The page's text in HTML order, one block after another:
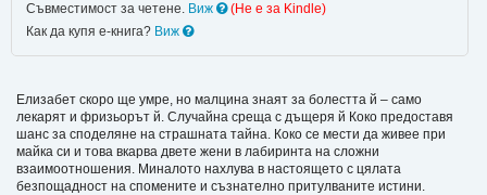
Съвместимост за четене. Виж
(Не e за Kindle)
Как да купя е-книга? Виж
Елизабет скоро ще умре, но малцина знаят за болестта й – само
лекарят и фризьорът й. Случайна среща с дъщеря й Коко предоставя
шанс за споделяне на страшната тайна. Коко се мести да живее при
майка си и това вкарва двете жени в лабиринта на сложни
взаимоотношения. Миналото нахлува в настоящето с цялата
безпощадност на спомените и съзнателно притулваните истини.